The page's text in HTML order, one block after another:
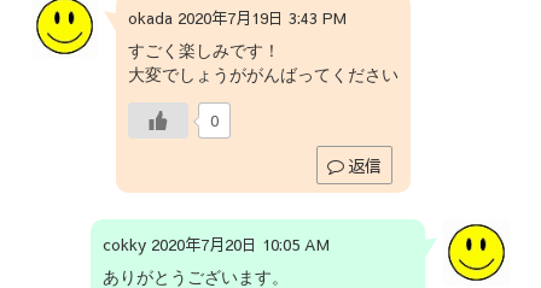
okada 2020年7月19日 3:43 PM
すごく楽しみです！
大変でしょうががんばってください
0
返信
cokky 2020年7月20日 10:05 AM
ありがとうございます。